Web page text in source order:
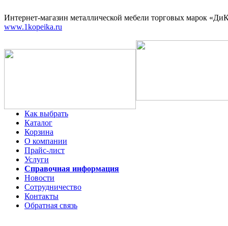
Интернет-магазин металлической мебели торговых марок
www.1kopeika.ru
Как выбрать
Каталог
Корзина
О компании
Прайс-лист
Услуги
Справочная информация
Новости
Сотрудничество
Контакты
Обратная связь